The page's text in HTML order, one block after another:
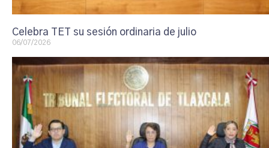
Celebra TET su sesión ordinaria de julio
06/07/2026